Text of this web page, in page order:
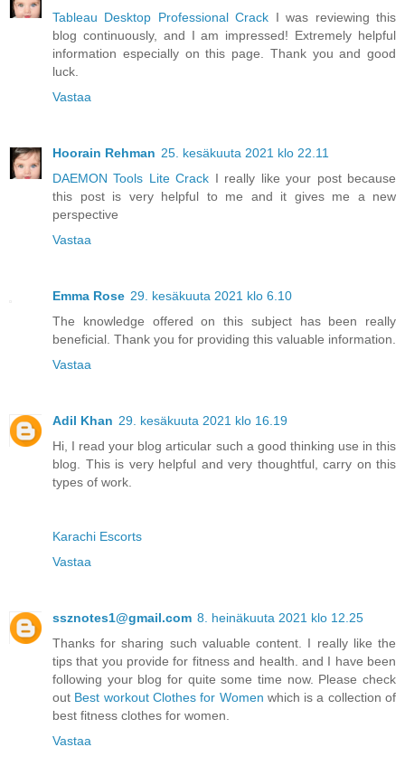
Tableau Desktop Professional Crack I was reviewing this
blog continuously, and I am impressed! Extremely helpful
information especially on this page. Thank you and good
luck.
Vastaa
Hoorain Rehman 25. kesäkuuta 2021 klo 22.11
DAEMON Tools Lite Crack I really like your post because
this post is very helpful to me and it gives me a new
perspective
Vastaa
Emma Rose 29. kesäkuuta 2021 klo 6.10
The knowledge offered on this subject has been really
beneficial. Thank you for providing this valuable information.
Vastaa
Adil Khan 29. kesäkuuta 2021 klo 16.19
Hi, I read your blog articular such a good thinking use in this
blog. This is very helpful and very thoughtful, carry on this
types of work.
Karachi Escorts
Vastaa
ssznotes1@gmail.com 8. heinäkuuta 2021 klo 12.25
Thanks for sharing such valuable content. I really like the
tips that you provide for fitness and health. and I have been
following your blog for quite some time now. Please check
out Best workout Clothes for Women which is a collection of
best fitness clothes for women.
Vastaa